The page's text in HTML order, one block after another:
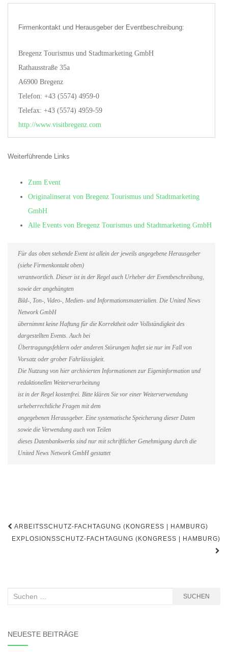
Firmenkontakt und Herausgeber der Eventbeschreibung:
Bregenz Tourismus und Stadtmarketing GmbH
Rathausstraße 35a
A6900 Bregenz
Telefon: +43 (5574) 4959-0
Telefax: +43 (5574) 4959-59
http://www.visitbregenz.com
Weiterführende Links
Zum Event
Originalinserat von Bregenz Tourismus und Stadtmarketing
GmbH
Alle Events von Bregenz Tourismus und Stadtmarketing GmbH
Für das oben stehende Event ist allein der jeweils angegebene Herausgeber
(siehe Firmenkontakt oben)
verantwortlich. Dieser ist in der Regel auch Urheber der Eventbeschreibung,
sowie der angehängten
Bild-, Ton-, Video-, Medien- und Informationsmaterialien. Die United News
Network GmbH
übernimmt keine Haftung für die Korrektheit oder Vollständigkeit des
dargestellten Events. Auch bei
Übertragungsfehlern oder anderen Störungen haftet sie nur im Fall von
Vorsatz oder grober Fahrlässigkeit.
Die Nutzung von hier archivierten Informationen zur Eigeninformation und
redaktionellen Weiterverarbeitung
ist in der Regel kostenfrei. Bitte klären Sie vor einer Weiterverwendung
urheberrechtliche Fragen mit dem
angegebenen Herausgeber. Eine systematische Speicherung dieser Daten
sowie die Verwendung auch von Teilen
dieses Datenbankwerks sind nur mit schriftlicher Genehmigung durch die
United News Network GmbH gestattet
Beitragsnavigation
ARBEITSSCHUTZ-FACHTAGUNG (KONGRESS | HAMBURG)
EXPLOSIONSSCHUTZ-FACHTAGUNG (KONGRESS | HAMBURG)
Suchen
SUCHEN
NEUESTE BEITRÄGE